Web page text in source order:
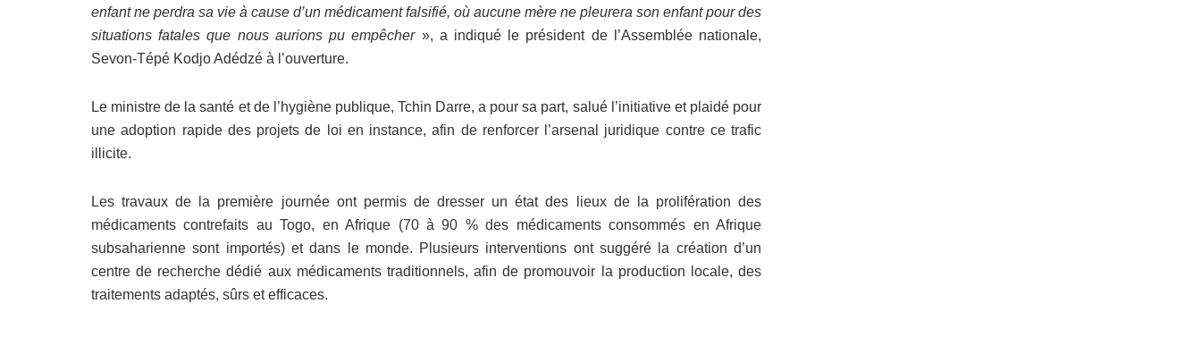
enfant ne perdra sa vie à cause d’un médicament falsifié, où aucune mère ne pleurera son enfant pour des
situations fatales que nous aurions pu empêcher», a indiqué le président de l’Assemblée nationale,
Sevon-Tépé Kodjo Adédzé à l’ouverture.
Le ministre de la santé et de l’hygiène publique, Tchin Darre, a pour sa part, salué l’initiative et plaidé pour
une adoption rapide des projets de loi en instance, afin de renforcer l’arsenal juridique contre ce trafic
illicite.
Les travaux de la première journée ont permis de dresser un état des lieux de la prolifération des
médicaments contrefaits au Togo, en Afrique (70 à 90 % des médicaments consommés en Afrique
subsaharienne sont importés) et dans le monde. Plusieurs interventions ont suggéré la création d’un
centre de recherche dédié aux médicaments traditionnels, afin de promouvoir la production locale, des
traitements adaptés, sûrs et efficaces.